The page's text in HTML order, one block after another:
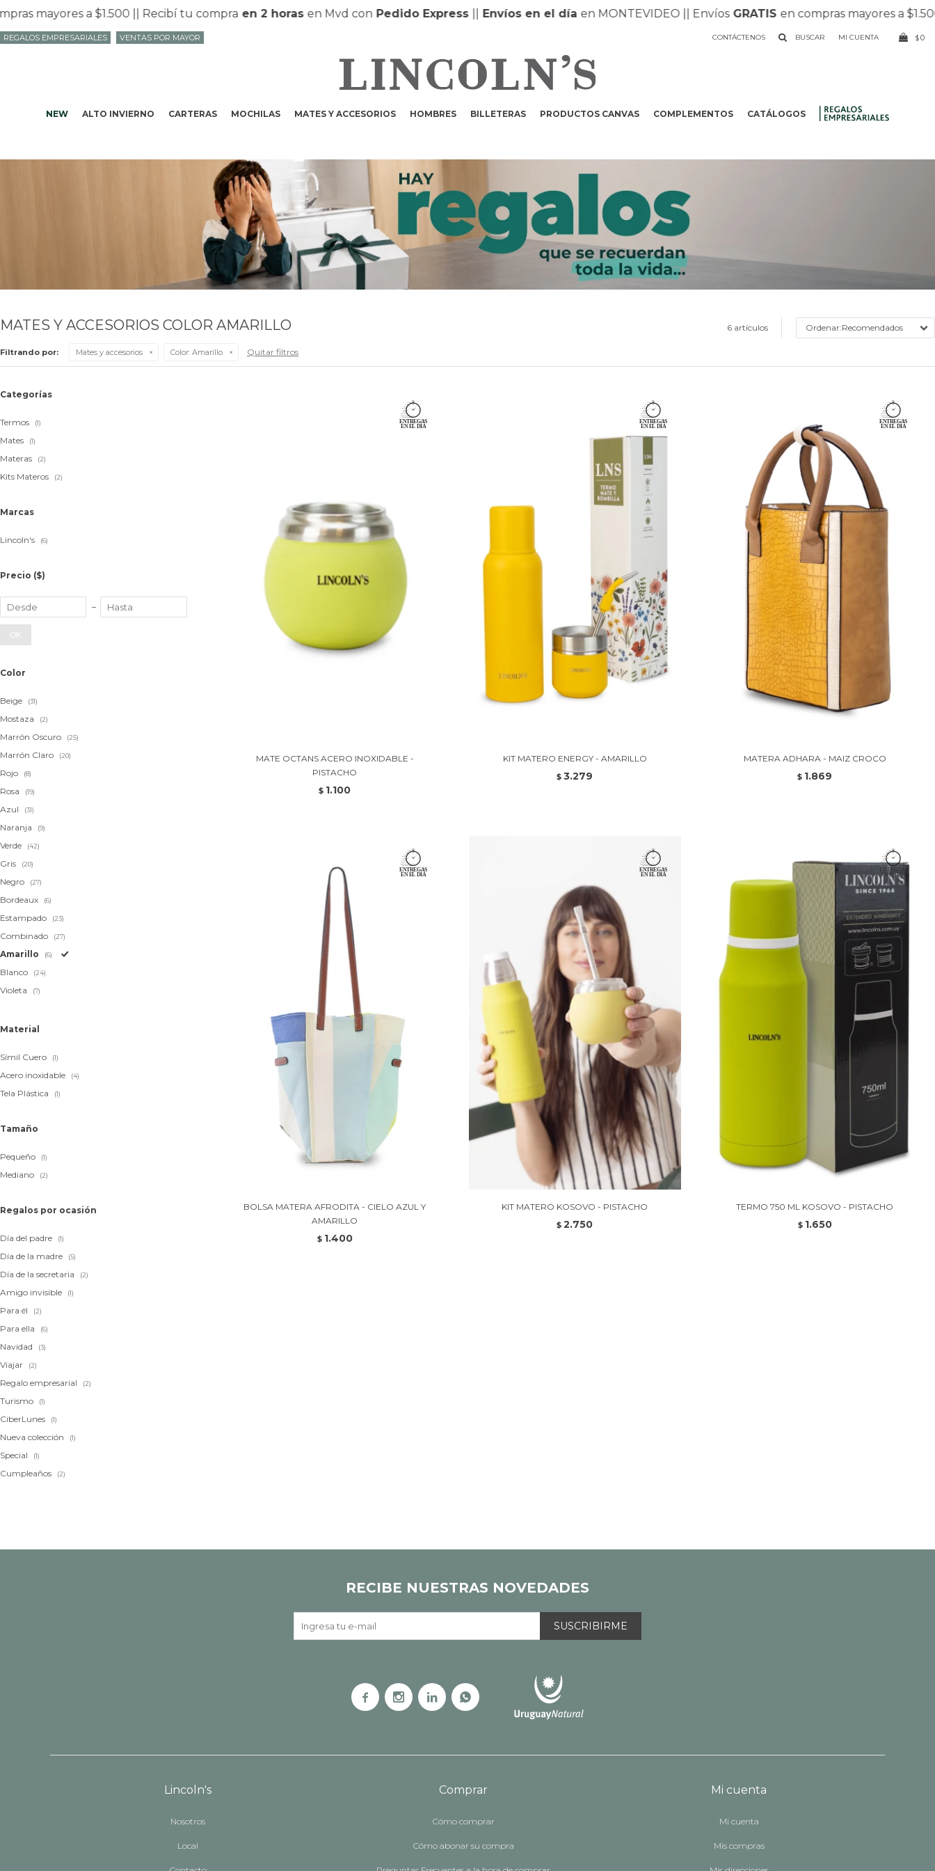
mayores a $1.500 || Recibí tu compraen 2 horasen Mvd con Pedido Express||Envíos en el día en MONTEVIDEO || EnvíosGRATISen compras mayores a $1.500 ||
NEW ALTO INVIERNO CARTERAS MOCHILAS MATES Y ACCESORIOS HOMBRES BILLETERAS PRODUCTOS CANVAS COMPLEMENTOS CATÁLOGOS
CONTÁCTENOS $0
REGALOS EMPRESARIALES VENTAS POR MAYOR
MATES Y ACCESORIOS COLOR AMARILLO 6 artículos Recomendados
Filtrando por: Mates y accesorios Color: Amarillo Quitar filtros
MATE OCTANS ACERO INOXIDABLE -
PISTACHO
$ 1.100
KIT MATERO ENERGY - AMARILLO
$ 3.279
MATERA ADHARA - MAIZ CROCO
$ 1.869
BOLSA MATERA AFRODITA - CIELO AZUL Y
AMARILLO
$ 1.400
KIT MATERO KOSOVO - PISTACHO
$ 2.750
TERMO 750 ML KOSOVO - PISTACHO
$ 1.650
Categorías
Termos (1)
Mates (1)
Materas (2)
Kits Materos (2)
Marcas
Lincoln's (6)
Precio ($)
OK
Color
Beige (31)
Mostaza (2)
Marrón Oscuro (25)
Marrón Claro (20)
Rojo (8)
Rosa (19)
Azul (31)
Naranja (9)
Verde (42)
Gris (20)
Negro (27)
Bordeaux (6)
Estampado (23)
Combinado (27)
Amarillo (6)
Blanco (24)
Violeta (7)
Material
Símil Cuero (1)
Acero inoxidable (4)
Tela Plástica (1)
Tamaño
Pequeño (1)
Mediano (2)
Regalos por ocasión
Día del padre (1)
Día de la madre (5)
Día de la secretaria (2)
Amigo invisible (1)
Para él (2)
Para ella (6)
Navidad (3)
Viajar (2)
Regalo empresarial (2)
Turismo (1)
CiberLunes (1)
Nueva colección (1)
Special (1)
Cumpleaños (2)
Lincoln's
Nosotros
Local
Comprar
Cómo comprar
Cómo abonar su compra
Mi cuenta
Mi cuenta
Mis compras
RECIBE NUESTRAS NOVEDADES
SUSCRIBIRME
   